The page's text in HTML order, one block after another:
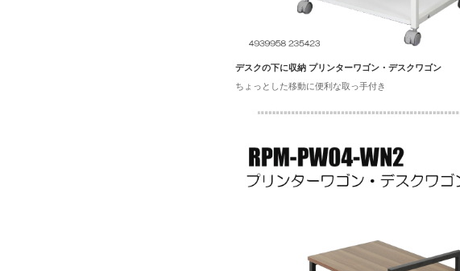
デスクの下に収納 プリンターワゴン・デスクワゴン
ちょっとした移動に便利な取っ手付き